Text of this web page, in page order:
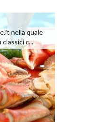
nella quale
c...